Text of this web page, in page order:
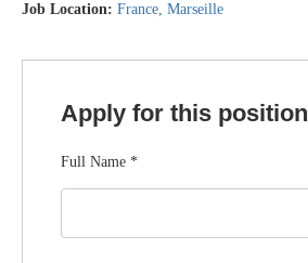
Job Location: France Marseille
Apply for this position
Full Name *